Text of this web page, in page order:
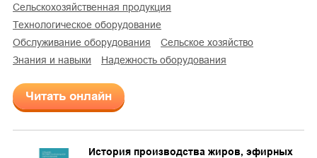
сельскохозяйственная продукция
технологическое оборудование
обслуживание оборудования
сельское хозяйство
знания и навыки
надежность оборудования
Читать онлайн
История производства жиров, эфирных